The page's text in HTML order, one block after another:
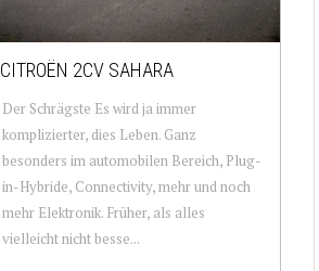
CITROËN 2CV SAHARA
Der Schrägste Es wird ja immer
komplizierter, dies Leben. Ganz
besonders im automobilen Bereich, Plug-
in-Hybride, Connectivity, mehr und noch
mehr Elektronik. Früher, als alles
vielleicht nicht besse...